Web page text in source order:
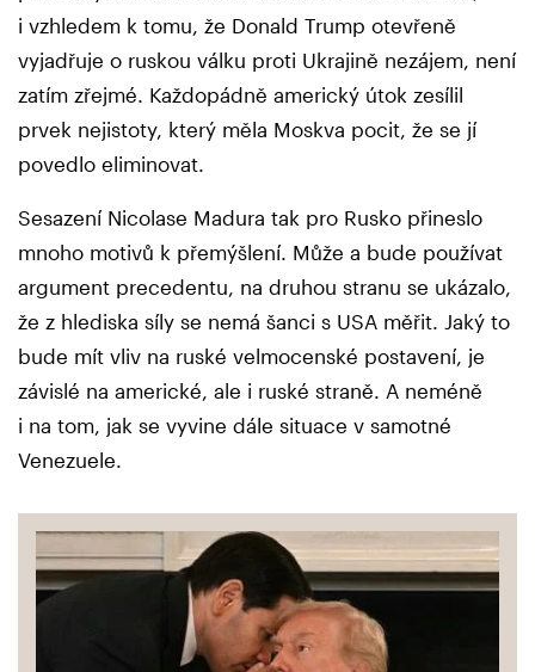
i vzhledem k tomu, že Donald Trump otevřeně
vyjadřuje o ruskou válku proti Ukrajině nezájem, není
zatím zřejmé. Každopádně americký útok zesílil
prvek nejistoty, který měla Moskva pocit, že se jí
povedlo eliminovat.
Sesazení Nicolase Madura tak pro Rusko přineslo
mnoho motivů k přemýšlení. Může a bude používat
argument precedentu, na druhou stranu se ukázalo,
že z hlediska síly se nemá šanci s USA měřit. Jaký to
bude mít vliv na ruské velmocenské postavení, je
závislé na americké, ale i ruské straně. A neméně
i na tom, jak se vyvine dále situace v samotné
Venezuele.